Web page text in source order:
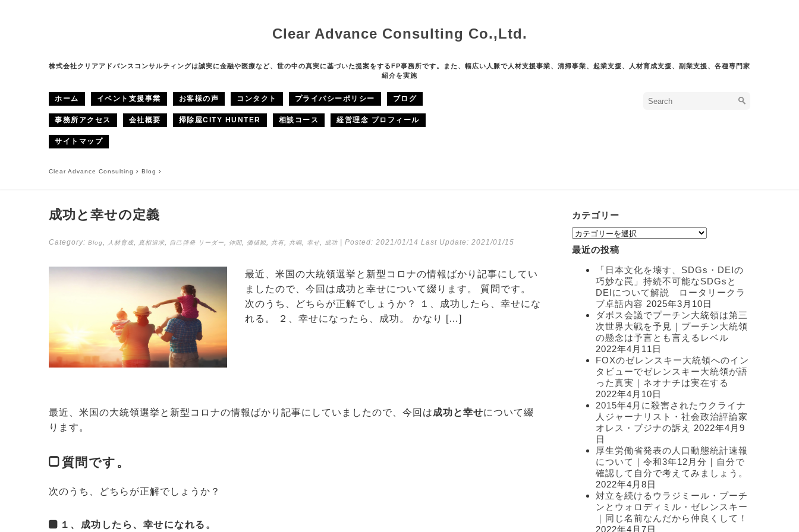
Clear Advance Consulting Co.,Ltd.
株式会社クリアアドバンスコンサルティングは誠実に金融や医療など、世の中の真実に基づいた提案をするFP事務所です。また、幅広い人脈で人材支援事業、清掃事業、起業支援、人材育成支援、副業支援、各種専門家
紹介を実施
ホーム イベント支援事業 お客様の声 コンタクト プライバシーポリシー ブログ
事務所アクセス 会社概要 掃除屋CITY HUNTER 相談コース 経営理念 プロフィール
サイトマップ
Clear Advance Consulting Blog
成功と幸せの定義
Category: Blog, 人材育成, 真相追求, 自己啓発 リーダー, 仲間, 価値観, 共有, 共鳴, 幸せ, 成功 | Posted: 2021/01/14 Last Update: 2021/01/15
最近、米国の大統領選挙と新型コロナの情報ばかり記事にしてい
ましたので、今回は成功と幸せについて綴ります。 質問です。
次のうち、どちらが正解でしょうか？ １、成功したら、幸せにな
れる。 ２、幸せになったら、成功。 かなり […]
最近、米国の大統領選挙と新型コロナの情報ばかり記事にしていましたので、今回は成功と幸せについて綴
ります。
質問です。
次のうち、どちらが正解でしょうか？
１、成功したら、幸せになれる。
カテゴリー
カ
テ
ゴ
最近の投稿
「日本文化を壊す、SDGs・DEIの
巧妙な罠」持続不可能なSDGsと
DEIについて解説 ロータリークラ
ブ卓話内容 2025年3月10日
ダボス会議でプーチン大統領は第三
次世界大戦を予見｜プーチン大統領
の懸念は予言とも言えるレベル
2022年4月11日
FOXのゼレンスキー大統領へのイン
タビューでゼレンスキー大統領が語
った真実｜ネオナチは実在する
2022年4月10日
2015年4月に殺害されたウクライナ
人ジャーナリスト・社会政治評論家
オレス・ブジナの訴え
2022年4月9
日
厚生労働省発表の人口動態統計速報
について｜令和3年12月分｜自分で
確認して自分で考えてみましょう。
2022年4月8日
対立を続けるウラジミール・プーチ
ンとウォロディミル・ゼレンスキー
｜同じ名前なんだから仲良くして！
2022年4月7日